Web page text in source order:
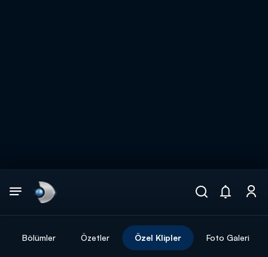
Bölümler Özetler Özel Klipler Foto Galeri